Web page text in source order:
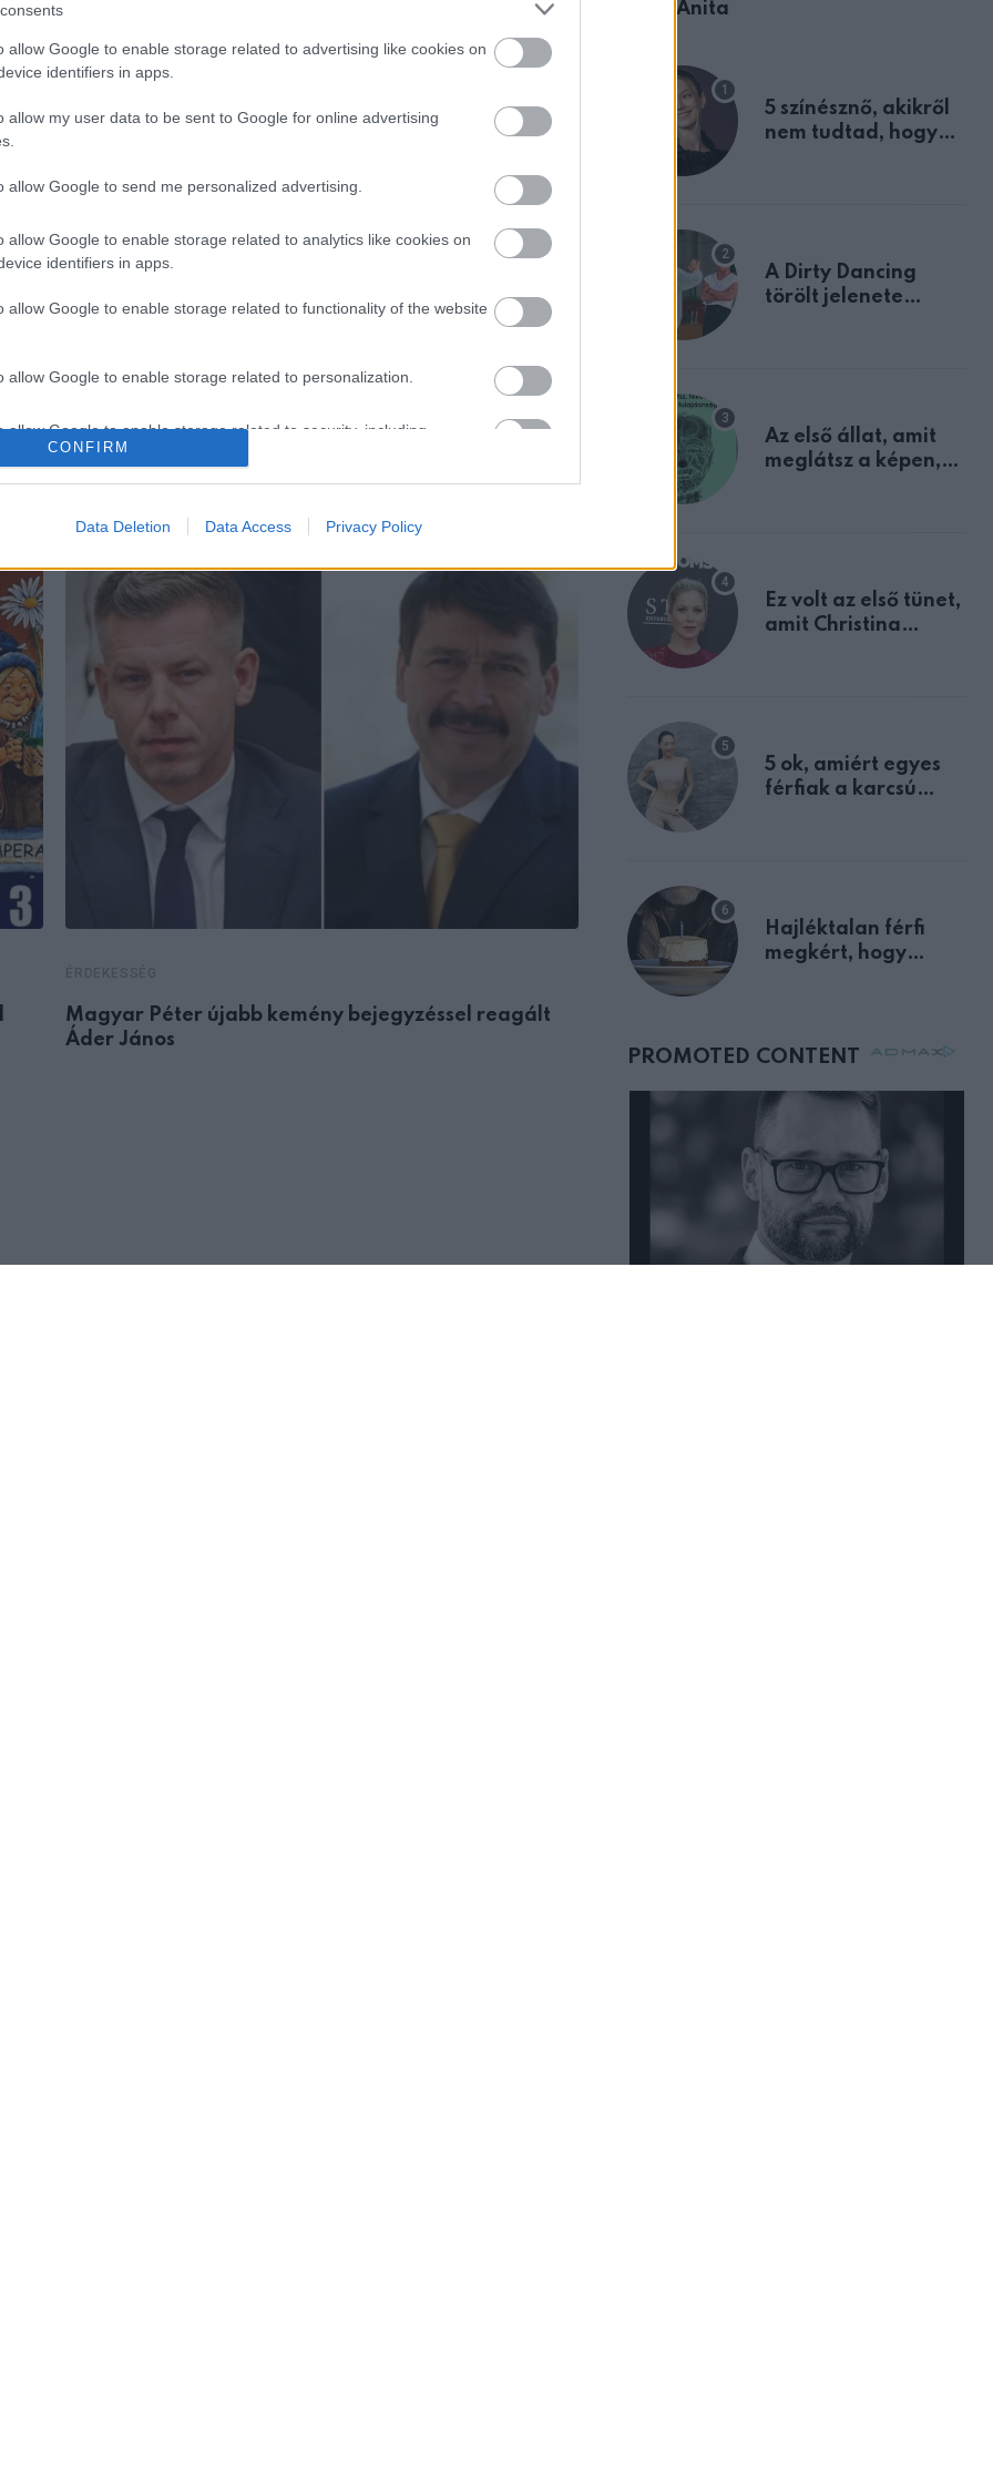
allow Google to enable storage related to advertising like cookies on
identifiers in apps.
allow my user data to be sent to Google for online advertising
allow Google to send me personalized advertising.
allow Google to enable storage related to analytics like cookies on
identifiers in apps.
allow Google to enable storage related to functionality of the website
allow Google to enable storage related to personalization.
allow Google to enable storage related to security, including
functionality and fraud prevention, and other user protection.
CONFIRM
Data Deletion Data Access Privacy Policy
6 csillagjegy, akinek olyan szerencséje
lesz júliusban, hogy el se fogják hinni!
Magyar Péter újabb kemény bejegyzéssel reagált
Áder János
ÉRDEKESSÉG
Ábel Anita
5 színésznő, akikről
nem tudtad, hogy
A Dirty Dancing
törölt jelenete
Az első állat, amit
meglátsz a képen,
Ez volt az első tünet,
amit Christina
5 ok, amiért egyes
férfiak a karcsú
Hajléktalan férfi
megkért, hogy
mellettem ült az első